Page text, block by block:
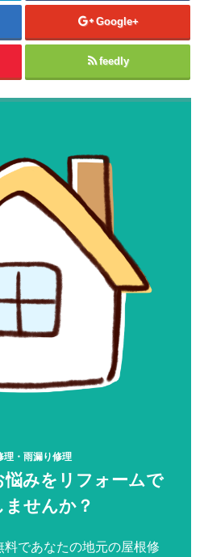
Google+
feedly
理・雨漏り修理
悩みをリフォームで
ませんか？
であなたの地元の屋根修